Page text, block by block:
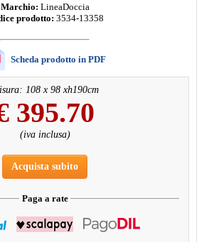
Marchio: LineaDoccia
prodotto: 3534-13358
Scheda prodotto in PDF
108 x 98 xh190cm
395.70
(iva inclusa)
Acquista subito
Paga a rate